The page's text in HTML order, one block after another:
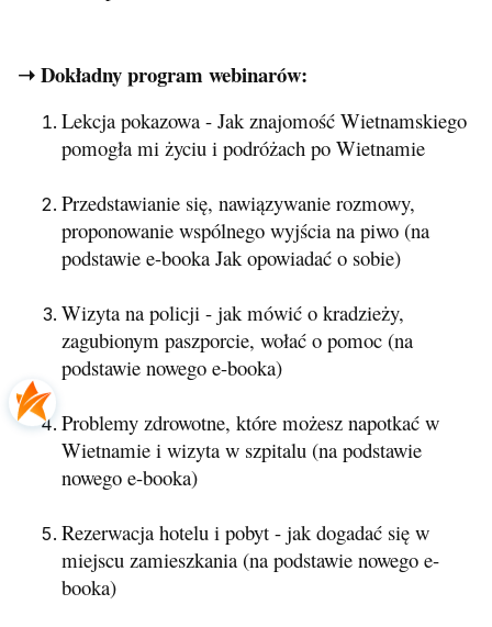
➝ Dokładny program webinarów:
Lekcja pokazowa - Jak znajomość Wietnamskiego
pomogła mi życiu i podróżach po Wietnamie
Przedstawianie się, nawiązywanie rozmowy,
proponowanie wspólnego wyjścia na piwo (na
podstawie e-booka Jak opowiadać o sobie)
Wizyta na policji - jak mówić o kradzieży,
zagubionym paszporcie, wołać o pomoc (na
podstawie nowego e-booka)
Problemy zdrowotne, które możesz napotkać w
Wietnamie i wizyta w szpitalu (na podstawie
nowego e-booka)
Rezerwacja hotelu i pobyt - jak dogadać się w
miejscu zamieszkania (na podstawie nowego e-
booka)